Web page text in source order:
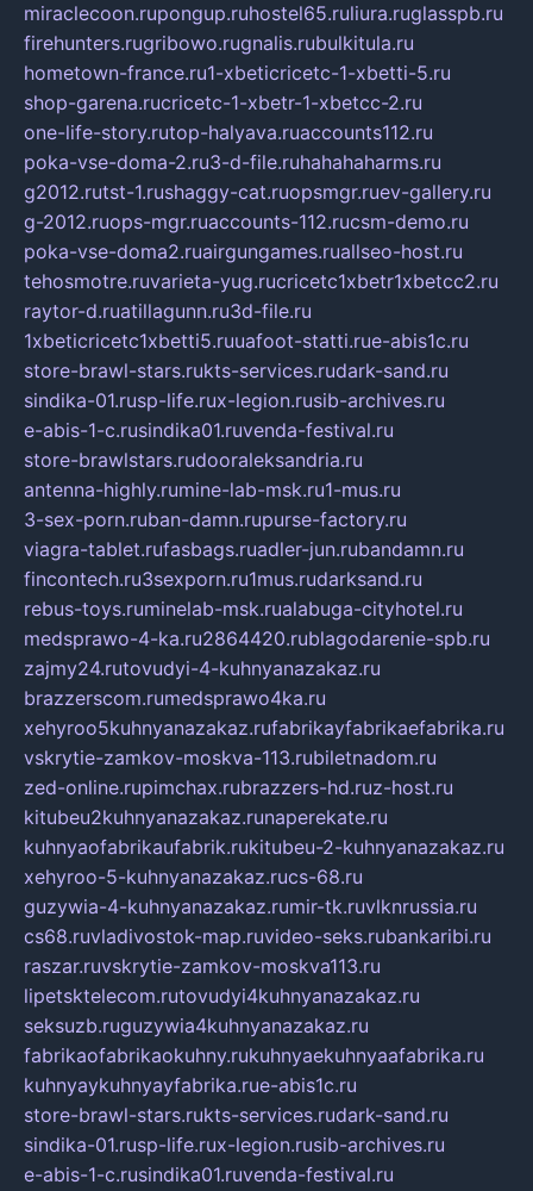
miraclecoon.rupongup.ruhostel65.ruliura.ruglasspb.ru
firehunters.rugribowo.rugnalis.rubulkitula.ru
hometown-france.ru1-xbeticricetc-1-xbetti-5.ru
shop-garena.rucricetc-1-xbetr-1-xbetcc-2.ru
one-life-story.rutop-halyava.ruaccounts112.ru
poka-vse-doma-2.ru3-d-file.ruhahahaharms.ru
g2012.rutst-1.rushaggy-cat.ruopsmgr.ruev-gallery.ru
g-2012.ruops-mgr.ruaccounts-112.rucsm-demo.ru
poka-vse-doma2.ruairgungames.ruallseo-host.ru
tehosmotre.ruvarieta-yug.rucricetc1xbetr1xbetcc2.ru
raytor-d.ruatillagunn.ru3d-file.ru
1xbeticricetc1xbetti5.ruuafoot-statti.rue-abis1c.ru
store-brawl-stars.rukts-services.rudark-sand.ru
sindika-01.rusp-life.rux-legion.rusib-archives.ru
e-abis-1-c.rusindika01.ruvenda-festival.ru
store-brawlstars.rudooraleksandria.ru
antenna-highly.rumine-lab-msk.ru1-mus.ru
3-sex-porn.ruban-damn.rupurse-factory.ru
viagra-tablet.rufasbags.ruadler-jun.rubandamn.ru
fincontech.ru3sexporn.ru1mus.rudarksand.ru
rebus-toys.ruminelab-msk.rualabuga-cityhotel.ru
medsprawo-4-ka.ru2864420.rublagodarenie-spb.ru
zajmy24.rutovudyi-4-kuhnyanazakaz.ru
brazzerscom.rumedsprawo4ka.ru
xehyroo5kuhnyanazakaz.rufabrikayfabrikaefabrika.ru
vskrytie-zamkov-moskva-113.rubiletnadom.ru
zed-online.rupimchax.rubrazzers-hd.ruz-host.ru
kitubeu2kuhnyanazakaz.runaperekate.ru
kuhnyaofabrikaufabrik.rukitubeu-2-kuhnyanazakaz.ru
xehyroo-5-kuhnyanazakaz.rucs-68.ru
guzywia-4-kuhnyanazakaz.rumir-tk.ruvlknrussia.ru
cs68.ruvladivostok-map.ruvideo-seks.rubankaribi.ru
raszar.ruvskrytie-zamkov-moskva113.ru
lipetsktelecom.rutovudyi4kuhnyanazakaz.ru
seksuzb.ruguzywia4kuhnyanazakaz.ru
fabrikaofabrikaokuhny.rukuhnyaekuhnyaafabrika.ru
kuhnyaykuhnyayfabrika.rue-abis1c.ru
store-brawl-stars.rukts-services.rudark-sand.ru
sindika-01.rusp-life.rux-legion.rusib-archives.ru
e-abis-1-c.rusindika01.ruvenda-festival.ru